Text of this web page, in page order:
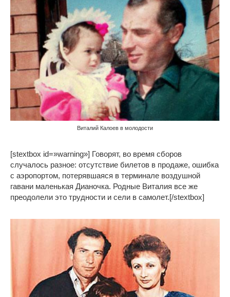
Виталий Калоев в молодости
[stextbox id=»warning»] Говорят, во время сборов
случалось разное: отсутствие билетов в продаже, ошибка
с аэропортом, потерявшаяся в терминале воздушной
гавани маленькая Дианочка. Родные Виталия все же
преодолели это трудности и сели в самолет.[/stextbox]